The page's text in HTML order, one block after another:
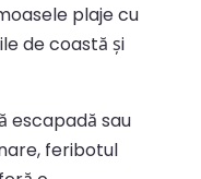
plaje cu
de coastă și
escapadă sau
feribotul